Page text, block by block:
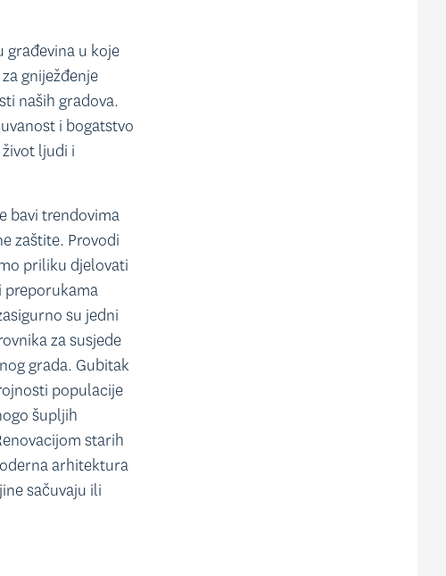
građevina u koje
gniježđenje
naših gradova.
i bogatstvo
ljudi i
bavi trendovima
zaštite. Provodi
priliku djelovati
preporukama
su jedni
za susjede
grada. Gubitak
populacije
šupljih
starih
arhitektura
sačuvaju ili